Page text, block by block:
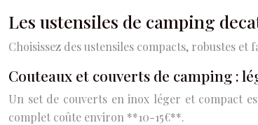
Les ustensiles de camping
Choisissez des ustensiles compacts, robustes
Couteaux et couverts de camping :
Un set de couverts en inox léger et compact
complet coûte environ **10-15€**.